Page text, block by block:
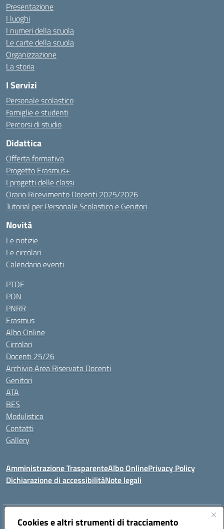
Cookies e altri strumenti di tracciamento
Presentazione
I luoghi
I numeri della scuola
Le carte della scuola
Organizzazione
La storia
I Servizi
Personale scolastico
Famiglie e studenti
Percorsi di studio
Didattica
Offerta formativa
Progetto Erasmus+
I progetti delle classi
Orario Ricevimento Docenti 2025/2026
Tutorial per Personale Scolastico e Genitori
Novità
Le notizie
Le circolari
Calendario eventi
PTOF
PON
PNRR
Erasmus
Albo Online
Circolari
Docenti 25/26
Archivio Area Riservata Docenti
Genitori
ATA
BES
Modulistica
Contatti
Gallery
Amministrazione TrasparenteAlbo OnlinePrivacy Policy
Dichiarazione di accessibilitàNote legali
Indirizzo:Via Coniugi Crigna – Cap. 89861 – Tropea (VV)